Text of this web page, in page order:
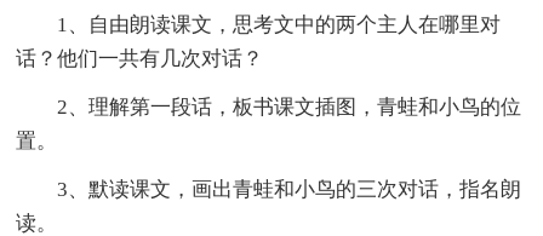
1、自由朗读课文，思考文中的两个主人在哪里对
话？他们一共有几次对话？
2、理解第一段话，板书课文插图，青蛙和小鸟的位
置。
3、默读课文，画出青蛙和小鸟的三次对话，指名朗
读。